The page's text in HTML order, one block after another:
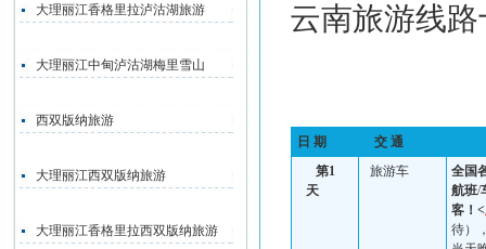
大理丽江香格里拉泸沽湖旅游
大理丽江中甸泸沽湖梅里雪山
西双版纳旅游
大理丽江西双版纳旅游
大理丽江香格里拉西双版纳旅游
云南旅游线
日 期
交 通
第1
天
旅游车
全国
航班/
客！<
待）